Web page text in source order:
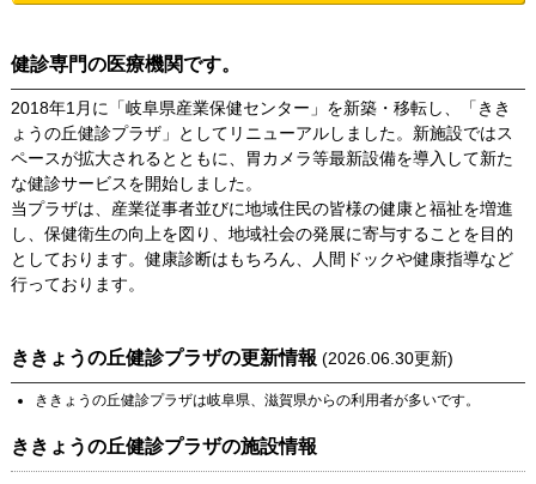
健診専門の医療機関です。
2018年1月に「岐阜県産業保健センター」を新築・移転し、「きき
ょうの丘健診プラザ」としてリニューアルしました。新施設ではス
ペースが拡大されるとともに、胃カメラ等最新設備を導入して新た
な健診サービスを開始しました。
当プラザは、産業従事者並びに地域住民の皆様の健康と福祉を増進
し、保健衛生の向上を図り、地域社会の発展に寄与することを目的
としております。健康診断はもちろん、人間ドックや健康指導など
行っております。
ききょうの丘健診プラザの更新情報 (2026.06.30更新)
ききょうの丘健診プラザは岐阜県、 滋賀県からの利用者が多いです。
ききょうの丘健診プラザの施設情報